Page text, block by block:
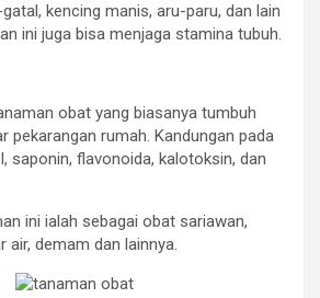
kencing manis, aru-paru, dan lain
ini juga bisa menjaga stamina tubuh.
obat yang biasanya tumbuh
pekarangan rumah. Kandungan pada
saponin, flavonoida, kalotoksin, dan
ini ialah sebagai obat sariawan,
air, demam dan lainnya.